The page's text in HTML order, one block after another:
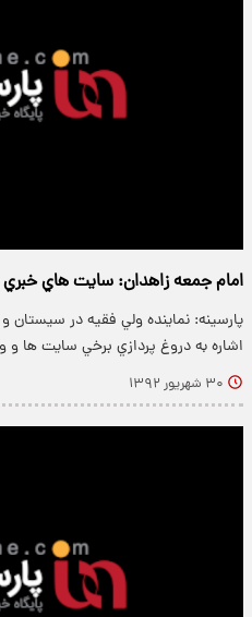
امام جمعه زاهدان: سايت هاي
پارسینه: نماينده ولي فقيه در سيستان
اشاره به دروغ پردازي برخي سايت ها
۳۰ شهریور ۱۳۹۲